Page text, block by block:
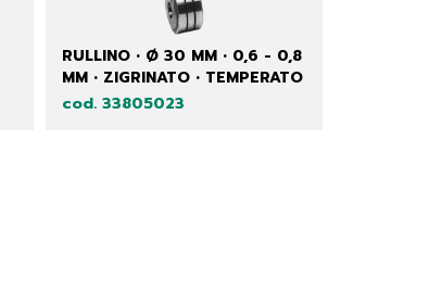
RULLINO • Ø 30 MM • 0,6 - 0,8
MM • ZIGRINATO • TEMPERATO
cod. 33805023